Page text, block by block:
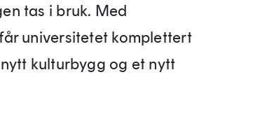
tas i bruk. Med
universitetet komplettert
kulturbygg og et nytt